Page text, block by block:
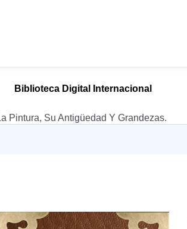
Biblioteca Digital Internacional
Pintura, Su Antigüedad Y Grandezas.